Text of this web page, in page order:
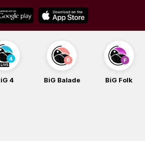
4 BiG Balade BiG Folk